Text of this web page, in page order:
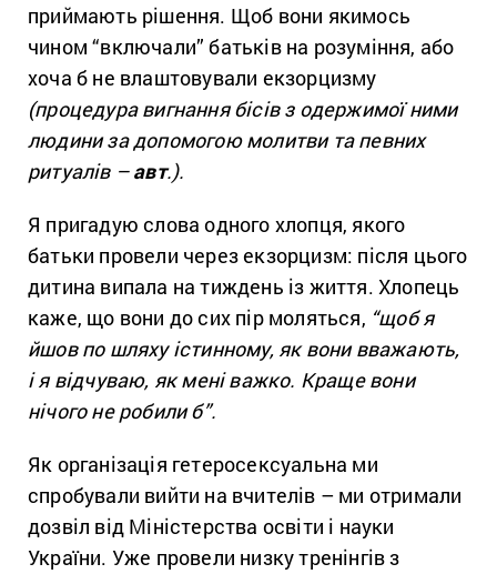
приймають рішення. Щоб вони якимось
чином “включали” батьків на розуміння, або
хоча б не влаштовували екзорцизму
(процедура вигнання бісів з одержимої ними
людини за допомогою молитви та певних
ритуалів –авт.).
Я пригадую слова одного хлопця, якого
батьки провели через екзорцизм: після цього
дитина випала на тиждень із життя. Хлопець
каже, що вони до сих пір моляться, “щоб я
йшов по шляху істинному, як вони вважають,
і я відчуваю, як мені важко. Краще вони
нічого не робили б”.
Як організація гетеросексуальна ми
спробували вийти на вчителів – ми отримали
дозвіл від Міністерства освіти і науки
України. Уже провели низку тренінгів з